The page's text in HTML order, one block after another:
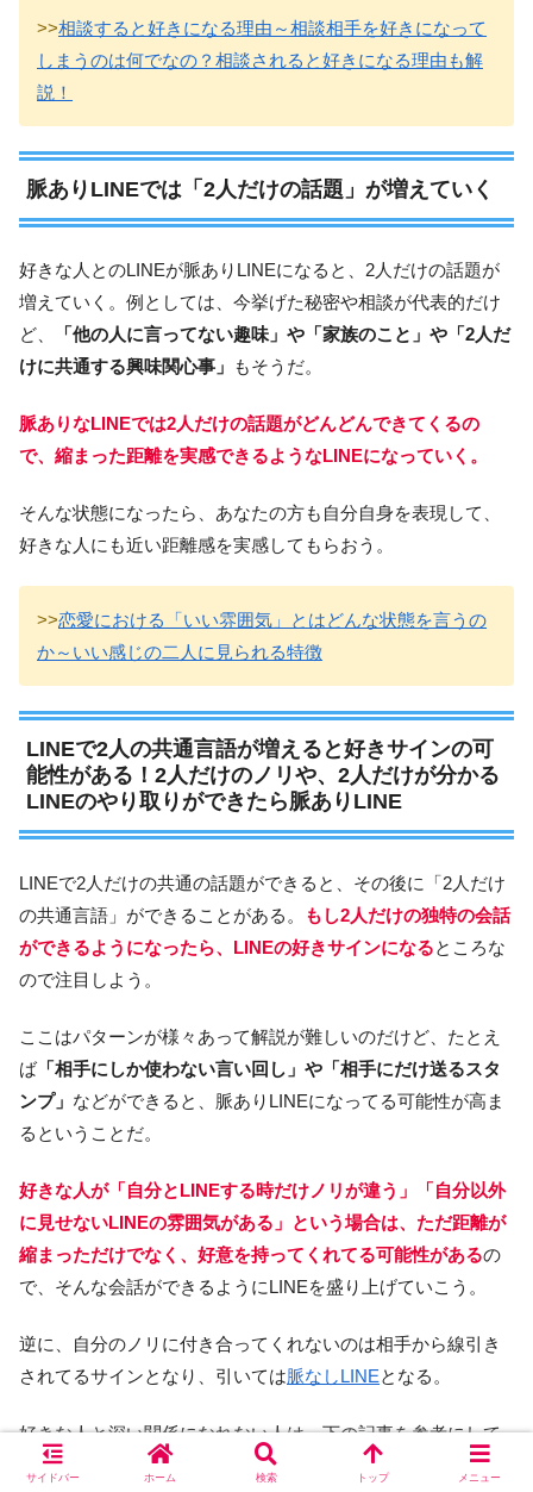
>>相談すると好きになる理由～相談相手を好きになって
しまうのは何でなの？相談されると好きになる理由も解
説！
脈ありLINEでは「2人だけの話題」が増えていく
好きな人とのLINEが脈ありLINEになると、2人だけの話題が
増えていく。例としては、今挙げた秘密や相談が代表的だけ
ど、
「他の人に言ってない趣味」や「家族のこと」や「2人だ
けに共通する興味関心事」
もそうだ。
脈ありなLINEでは2人だけの話題がどんどんできてくるの
で、縮まった距離を実感できるようなLINEになっていく。
そんな状態になったら、あなたの方も自分自身を表現して、
好きな人にも近い距離感を実感してもらおう。
>>恋愛における「いい雰囲気」とはどんな状態を言うの
か～いい感じの二人に見られる特徴
LINEで2人の共通言語が増えると好きサインの可
能性がある！2人だけのノリや、2人だけが分かる
LINEのやり取りができたら脈ありLINE
LINEで2人だけの共通の話題ができると、その後に「2人だけ
の共通言語」ができることがある。
もし2人だけの独特の会話
ができるようになったら、LINEの好きサインになるところな
ので注目しよう。
ここはパターンが様々あって解説が難しいのだけど、たとえ
ば「相手にしか使わない言い回し」や「相手にだけ送るスタ
ンプ」 などができると、脈ありLINEになってる可能性が高ま
るということだ。
好きな人が「自分とLINEする時だけノリが違う」「自分以外
に見せないLINEの雰囲気がある」という場合は、ただ距離が
縮まっただけでなく、好意を持ってくれてる可能性があるの
で、そんな会話ができるようにLINEを盛り上げていこう。
逆に、自分のノリに付き合ってくれないのは相手から線引き
されてるサインとなり、引いては脈なしLINEとなる。
好きな人と深い関係になれない人は、下の記事を参考にして
みてほしい。
サイドバー ホーム 検索 トップ メニュー